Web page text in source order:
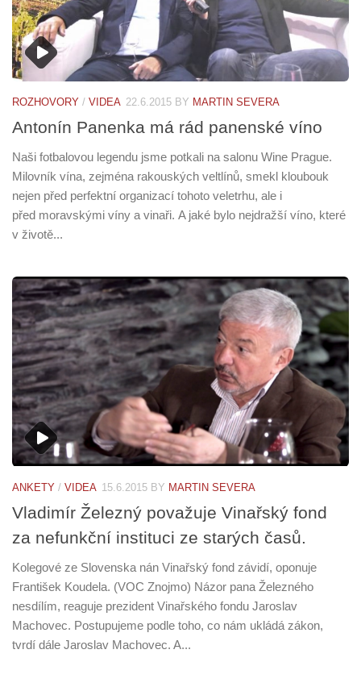
ROZHOVORY / VIDEA 22.6.2015 BY MARTIN SEVERA
Antonín Panenka má rád panenské víno
Naši fotbalovou legendu jsme potkali na salonu Wine Prague.
Milovník vína, zejména rakouských veltlínů, smekl kloubouk
nejen před perfektní organizací tohoto veletrhu, ale i
před moravskými víny a vinaři. A jaké bylo nejdražší víno, které
v životě...
ANKETY / VIDEA 15.6.2015 BY MARTIN SEVERA
Vladimír Železný považuje Vinařský fond
za nefunkční instituci ze starých časů.
Kolegové ze Slovenska nán Vinařský fond závidí, oponuje
František Koudela. (VOC Znojmo) Názor pana Železného
nesdílím, reaguje prezident Vinařského fondu Jaroslav
Machovec. Postupujeme podle toho, co nám ukládá zákon,
tvrdí dále Jaroslav Machovec. A...